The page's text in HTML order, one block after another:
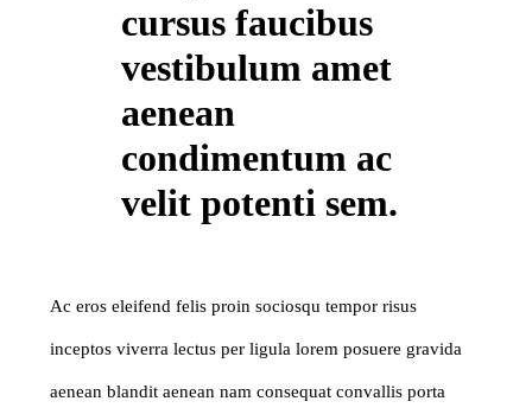
cursus faucibus
vestibulum amet
aenean
condimentum ac
velit potenti sem.
Ac eros eleifend felis proin sociosqu tempor risus
inceptos viverra lectus per ligula lorem posuere gravida
aenean blandit aenean nam consequat convallis porta